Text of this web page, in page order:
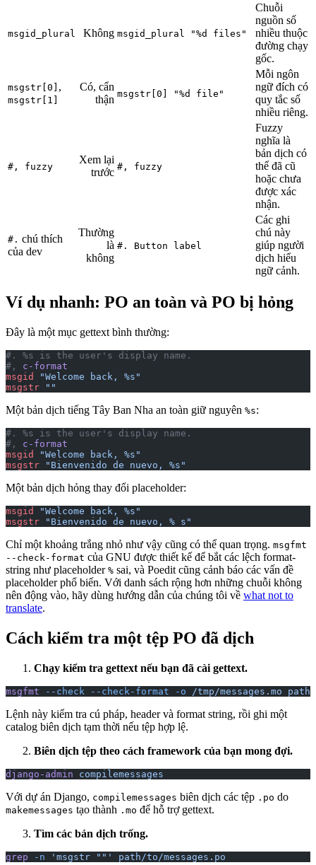
msgid_plural Không msgid_plural "%d files"
Chuỗi
nguồn số
nhiều thuộc
đường chạy
gốc.
msgstr[0] ,
msgstr[1]
Có, cẩn
thận msgstr[0] "%d file"
Mỗi ngôn
ngữ đích có
quy tắc số
nhiều riêng.
#, fuzzy
Xem lại
trước #, fuzzy
Fuzzy
nghĩa là
bản dịch có
thể đã cũ
hoặc chưa
được xác
nhận.
#. chú thích
của dev
Thường
là
không
#. Button label
Các ghi
chú này
giúp người
dịch hiểu
ngữ cảnh.
Ví dụ nhanh: PO an toàn và PO bị hỏng
Đây là một mục gettext bình thường:
#. %s is the user's display name.
#, c-format
msgid
"Welcome back, %s"
msgstr ""
Một bản dịch tiếng Tây Ban Nha an toàn giữ nguyên %s:
#. %s is the user's display name.
#, c-format
msgid
"Welcome back, %s"
msgstr "Bienvenido de nuevo, %s"
Một bản dịch hỏng thay đổi placeholder:
msgid
"Welcome back, %s"
msgstr "Bienvenido de nuevo, % s"
Chỉ một khoảng trắng nhỏ như vậy cũng có thể quan trọng. msgfmt
--check-format của GNU được thiết kế để bắt các lệch format-
string như placeholder % sai, và Poedit cũng cảnh báo các vấn đề
placeholder phổ biến. Với danh sách rộng hơn những chuỗi không
nên động vào, hãy dùng hướng dẫn của chúng tôi về what not to
translate.
Cách kiểm tra một tệp PO đã dịch
Chạy kiểm tra gettext nếu bạn đã cài gettext.
msgfmt --check --check-format -o /tmp/messages.mo path/
Lệnh này kiểm tra cú pháp, header và format string, rồi ghi một
catalog biên dịch tạm thời nếu tệp hợp lệ.
Biên dịch tệp theo cách framework của bạn mong đợi.
django-admin compilemessages
Với dự án Django, compilemessages biên dịch các tệp .po do
makemessages tạo thành .mo để hỗ trợ gettext.
Tìm các bản dịch trống.
grep -n 'msgstr ""' path/to/messages.po